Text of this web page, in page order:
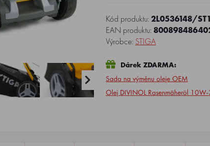
Kód produktu:2L0536148/ST1
EAN produktu:
Výrobce: STIGA
Dárek ZDARMA:
Sada na výměnu oleje OEM
Olej DIVINOL Rasenmäheröl